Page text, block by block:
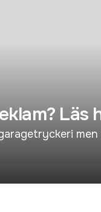
Läs